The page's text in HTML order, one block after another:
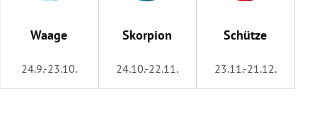
Waage
24.9.-23.10.
Skorpion
24.10.-22.11.
Schütze
23.11.-21.12.